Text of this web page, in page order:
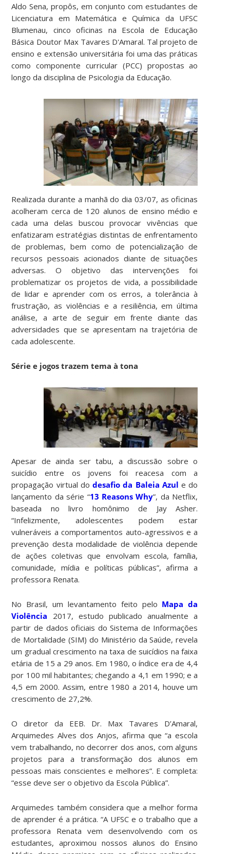
Aldo Sena, propôs, em conjunto com estudantes de
Licenciatura em Matemática e Química da UFSC
Blumenau, cinco oficinas na Escola de Educação
Básica Doutor Max Tavares D'Amaral. Tal projeto de
ensino e extensão universitária foi uma das práticas
como componente curricular (PCC) propostas ao
longo da disciplina de Psicologia da Educação.
Realizada durante a manhã do dia 03/07, as oficinas
acolheram cerca de 120 alunos de ensino médio e
cada uma delas buscou provocar vivências que
enfatizaram estratégias distintas de enfrentamento
de problemas, bem como de potencialização de
recursos pessoais acionados diante de situações
adversas. O objetivo das intervenções foi
problematizar os projetos de vida, a possibilidade
de lidar e aprender com os erros, a tolerância à
frustração, as violências e a resiliência, em última
análise, a arte de seguir em frente diante das
adversidades que se apresentam na trajetória de
cada adolescente.
Série e jogos trazem tema à tona
Apesar de ainda ser tabu, a discussão sobre o
suicídio entre os jovens foi reacesa com a
propagação virtual dodesafio da Baleia Azule do
lançamento da série “13 Reasons Why”, da Netflix,
baseada no livro homônimo de Jay Asher.
“Infelizmente, adolescentes podem estar
vulneráveis a comportamentos auto-agressivos e a
prevenção desta modalidade de violência depende
de ações coletivas que envolvam escola, família,
comunidade, mídia e políticas públicas”, afirma a
professora Renata.
No Brasil, um levantamento feito pelo Mapa da
Violência 2017, estudo publicado anualmente a
partir de dados oficiais do Sistema de Informações
de Mortalidade (SIM) do Ministério da Saúde, revela
um gradual crescimento na taxa de suicídios na faixa
etária de 15 a 29 anos. Em 1980, o índice era de 4,4
por 100 mil habitantes; chegando a 4,1 em 1990; e a
4,5 em 2000. Assim, entre 1980 a 2014, houve um
crescimento de 27,2%.
O diretor da EEB. Dr. Max Tavares D’Amaral,
Arquimedes Alves dos Anjos, afirma que “a escola
vem trabalhando, no decorrer dos anos, com alguns
projetos para a transformação dos alunos em
pessoas mais conscientes e melhores”. E completa:
“esse deve ser o objetivo da Escola Pública”.
Arquimedes também considera que a melhor forma
de aprender é a prática. “A UFSC e o trabalho que a
professora Renata vem desenvolvendo com os
estudantes, aproximou nossos alunos do Ensino